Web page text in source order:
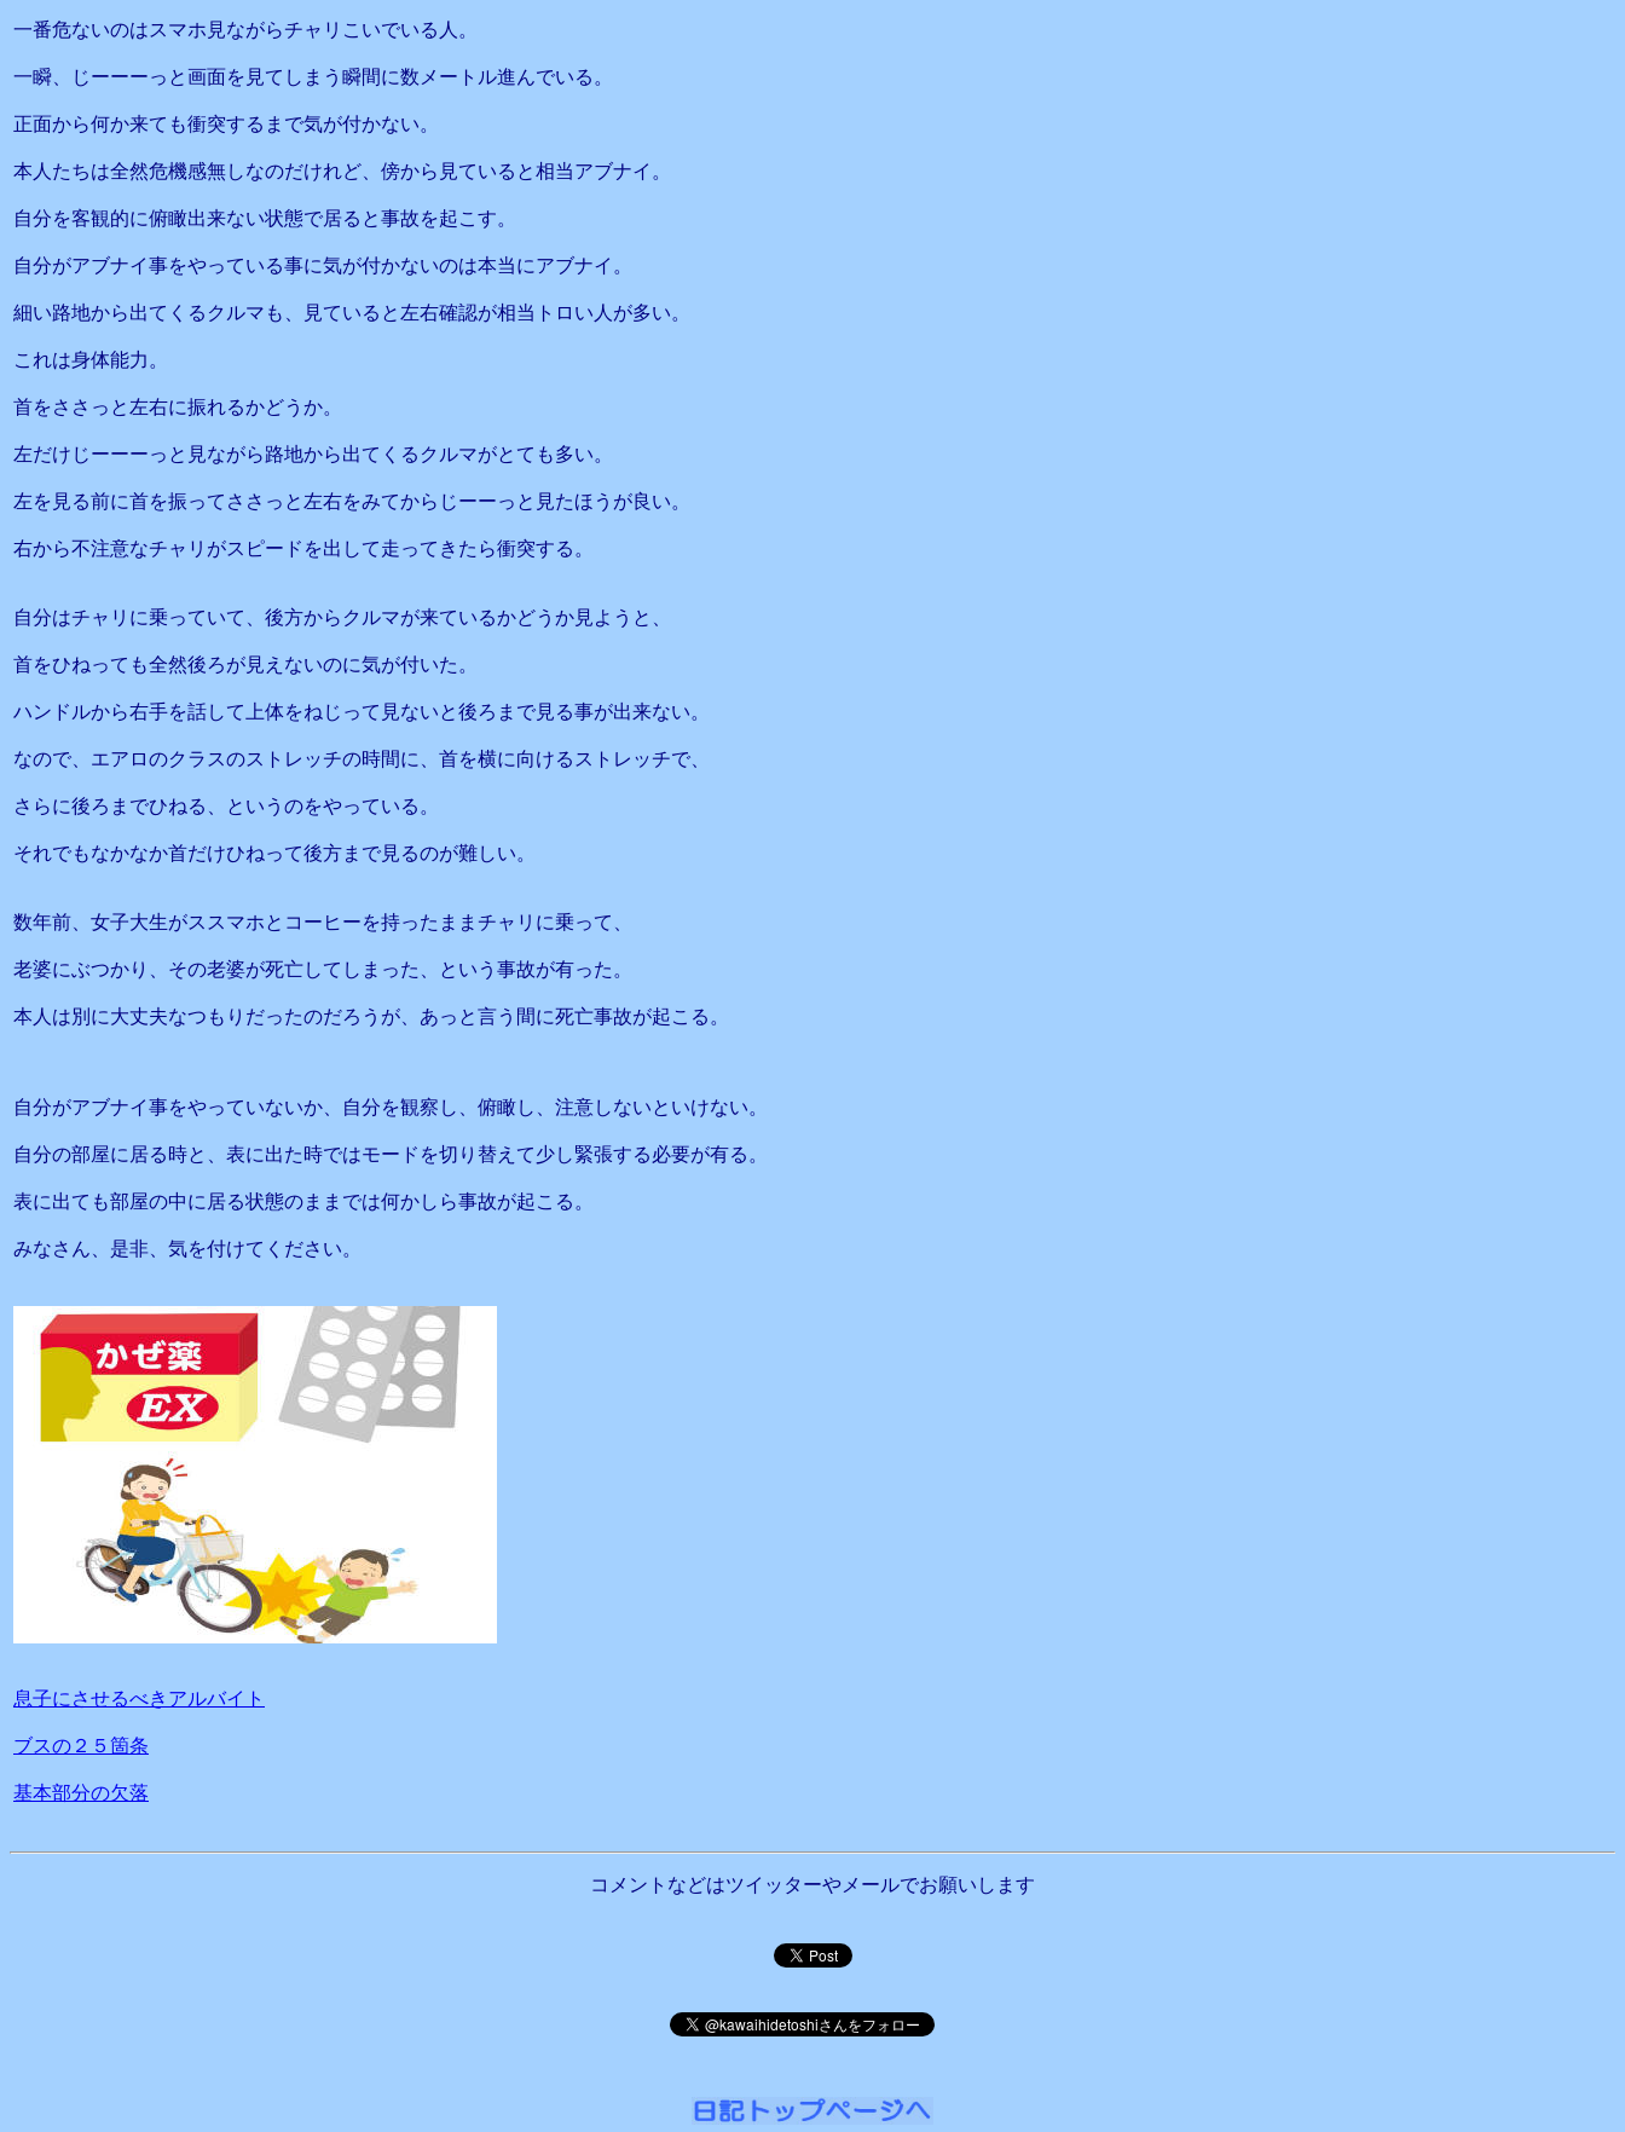
一番危ないのはスマホ見ながらチャリこいでいる人。
一瞬、じーーーっと画面を見てしまう瞬間に数メートル進んでいる。
正面から何か来ても衝突するまで気が付かない。
本人たちは全然危機感無しなのだけれど、傍から見ていると相当アブナイ。
自分を客観的に俯瞰出来ない状態で居ると事故を起こす。
自分がアブナイ事をやっている事に気が付かないのは本当にアブナイ。
細い路地から出てくるクルマも、見ていると左右確認が相当トロい人が多い。
これは身体能力。
首をささっと左右に振れるかどうか。
左だけじーーーっと見ながら路地から出てくるクルマがとても多い。
左を見る前に首を振ってささっと左右をみてからじーーっと見たほうが良い。
右から不注意なチャリがスピードを出して走ってきたら衝突する。
自分はチャリに乗っていて、後方からクルマが来ているかどうか見ようと、
首をひねっても全然後ろが見えないのに気が付いた。
ハンドルから右手を話して上体をねじって見ないと後ろまで見る事が出来ない。
なので、エアロのクラスのストレッチの時間に、首を横に向けるストレッチで、
さらに後ろまでひねる、というのをやっている。
それでもなかなか首だけひねって後方まで見るのが難しい。
数年前、女子大生がススマホとコーヒーを持ったままチャリに乗って、
老婆にぶつかり、その老婆が死亡してしまった、という事故が有った。
本人は別に大丈夫なつもりだったのだろうが、あっと言う間に死亡事故が起こる。
自分がアブナイ事をやっていないか、自分を観察し、俯瞰し、注意しないといけない。
自分の部屋に居る時と、表に出た時ではモードを切り替えて少し緊張する必要が有る。
表に出ても部屋の中に居る状態のままでは何かしら事故が起こる。
みなさん、是非、気を付けてください。
息子にさせるべきアルバイト
ブスの２５箇条
基本部分の欠落
コメントなどはツイッターやメールでお願いします